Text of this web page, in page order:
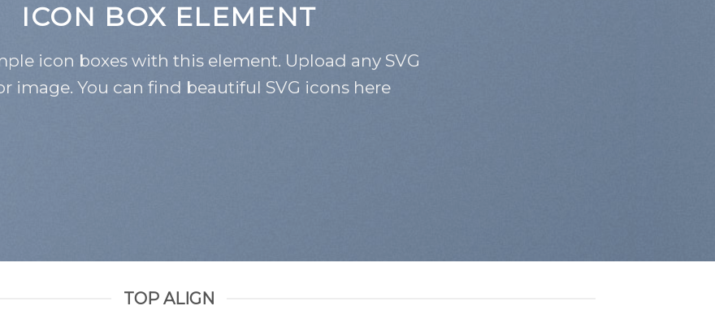
ICON BOX ELEMENT
icon boxes with this element. Upload any SVG
image. You can find beautiful SVG icons here:
TOP ALIGN